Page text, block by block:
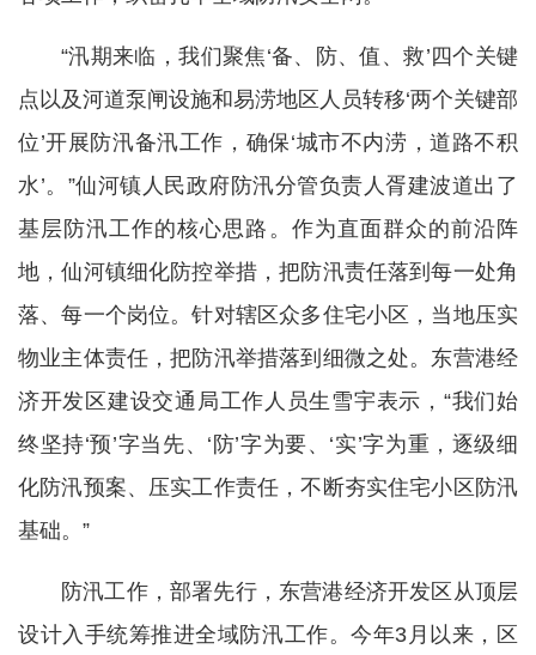
“汛期来临，我们聚焦‘备、防、值、救’四个关键
点以及河道泵闸设施和易涝地区人员转移‘两个关键部
位’开展防汛备汛工作，确保‘城市不内涝，道路不积
水’。”仙河镇人民政府防汛分管负责人胥建波道出了
基层防汛工作的核心思路。作为直面群众的前沿阵
地，仙河镇细化防控举措，把防汛责任落到每一处角
落、每一个岗位。针对辖区众多住宅小区，当地压实
物业主体责任，把防汛举措落到细微之处。东营港经
济开发区建设交通局工作人员生雪宇表示，“我们始
终坚持‘预’字当先、‘防’字为要、‘实’字为重，逐级细
化防汛预案、压实工作责任，不断夯实住宅小区防汛
基础。”
防汛工作，部署先行，东营港经济开发区从顶层
设计入手统筹推进全域防汛工作。今年3月以来，区